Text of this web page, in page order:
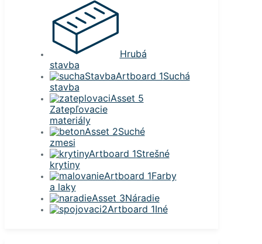
Hrubá
stavba
Suchá
stavba
Zatepľovacie
materiály
Suché
zmesi
Strešné
krytiny
Farby
a laky
Náradie
Iné